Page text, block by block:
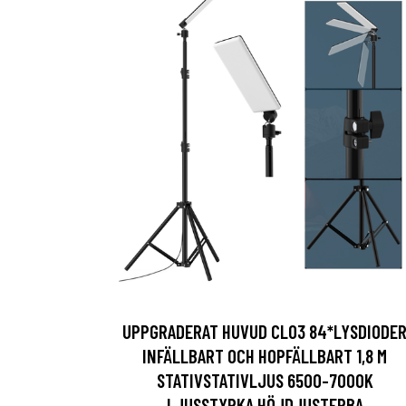
UPPGRADERAT HUVUD CL03 84*LYSDIODER
INFÄLLBART OCH HOPFÄLLBART 1,8 M
STATIVSTATIVLJUS 6500-7000K